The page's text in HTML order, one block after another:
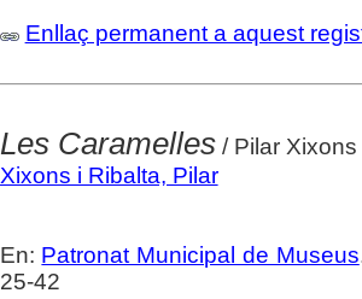
Enllaç permanent a aquest
Les Caramelles/ Pilar Xixons
Xixons i Ribalta, Pilar
En: Patronat Municipal de Museus
25-42